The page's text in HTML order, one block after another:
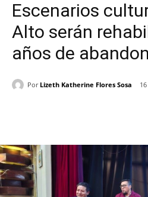
Escenarios
Alto serán
años de
Por Lizeth Katherine Flores Sosa